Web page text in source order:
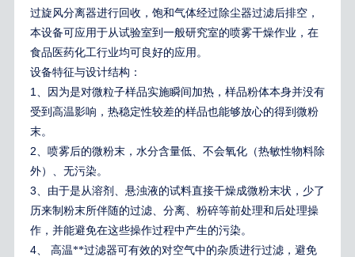
过旋风分离器进行回收，饱和气体经过除尘器过滤后排空，
本设备可应用于从试验室到一般研究室的喷雾干燥作业，在
食品医药化工行业均可良好的应用。
设备特征与设计结构：
1、因为是对微粒子样品实施瞬间加热，样品粉体本身并没有
受到高温影响，热稳定性较差的样品也能够放心的得到微粉
末。
2、喷雾后的微粉末，水分含量低、不会氧化（热敏性物料除
外）、无污染。
3、由于是从溶剂、悬浊液的试料直接干燥成微粉末状，少了
历来制粉末所伴随的过滤、分离、粉碎等前处理和后处理操
作，并能避免在这些操作过程中产生的污染。
4、
高温**过滤器可有效的对空气中的杂质进行过滤，避免